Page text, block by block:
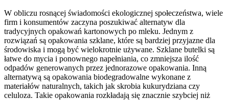
W obliczu rosnącej świadomości ekologicznej społeczeństwa, wiele
firm i konsumentów zaczyna poszukiwać alternatyw dla
tradycyjnych opakowań kartonowych po mleku. Jednym z
rozwiązań są opakowania szklane, które są bardziej przyjazne dla
środowiska i mogą być wielokrotnie używane. Szklane butelki są
łatwe do mycia i ponownego napełniania, co zmniejsza ilość
odpadów generowanych przez jednorazowe opakowania. Inną
alternatywą są opakowania biodegradowalne wykonane z
materiałów naturalnych, takich jak skrobia kukurydziana czy
celuloza. Takie opakowania rozkładają się znacznie szybciej niż